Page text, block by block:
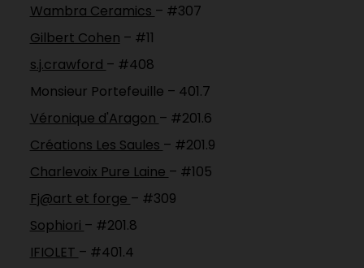
Wambra Ceramics – #307
Gilbert Cohen – #11
s.j.crawford – #408
Monsieur Portefeuille – 401.7
Véronique d'Aragon – #201.6
Créations Les Saules – #201.9
Charlevoix Pure Laine – #105
Fj@art et forge – #309
Sophiori – #201.8
IFIOLET – #401.4